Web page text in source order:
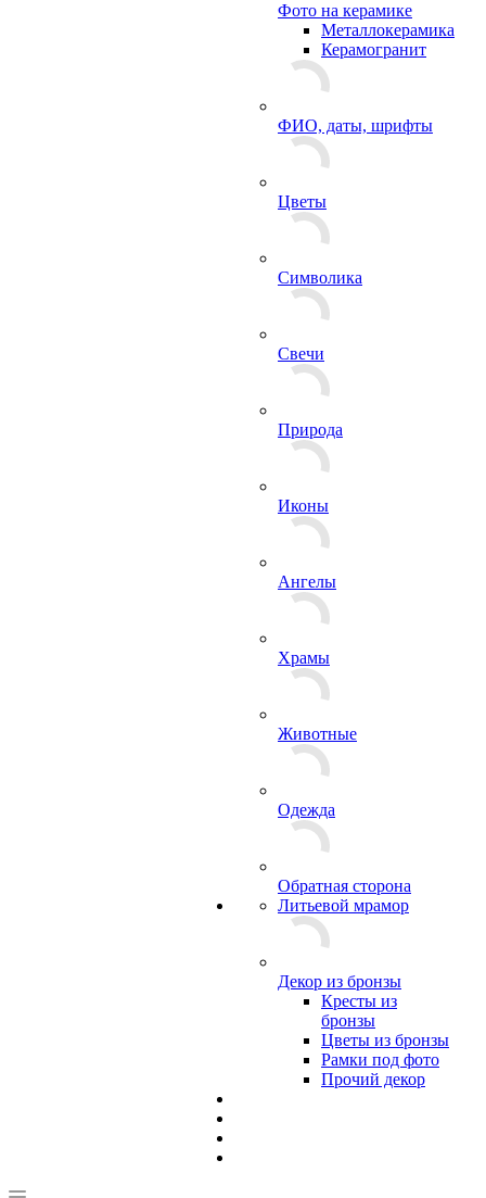
Фото на керамике
Металлокерамика
Керамогранит
ФИО, даты, шрифты
Цветы
Символика
Свечи
Природа
Иконы
Ангелы
Храмы
Животные
Одежда
Обратная сторона
Литьевой мрамор
Декор из бронзы
Кресты из
бронзы
Цветы из бронзы
Рамки под фото
Прочий декор